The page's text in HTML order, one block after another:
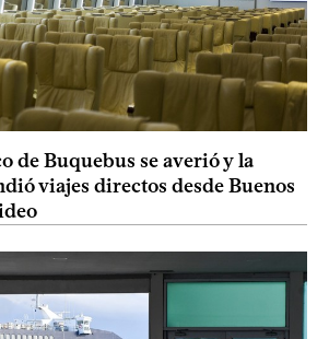
de Buquebus se averió y la
viajes directos desde Buenos